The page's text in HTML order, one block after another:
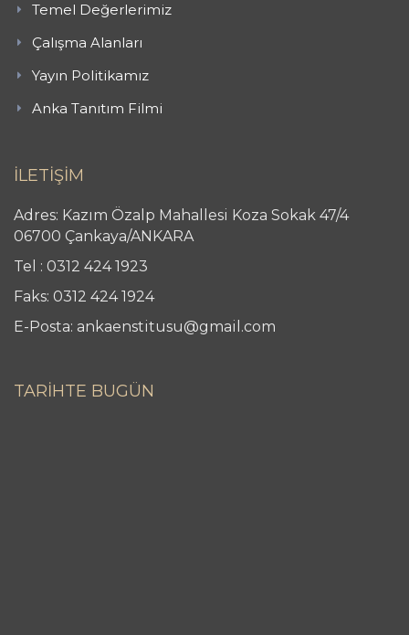
Temel Değerlerimiz
Çalışma Alanları
Yayın Politikamız
Anka Tanıtım Filmi
İLETİŞİM
Adres: Kazım Özalp Mahallesi Koza Sokak 47/4
06700 Çankaya/ANKARA
Tel : 0312 424 1923
Faks: 0312 424 1924
E-Posta: ankaenstitusu@gmail.com
TARİHTE BUGÜN